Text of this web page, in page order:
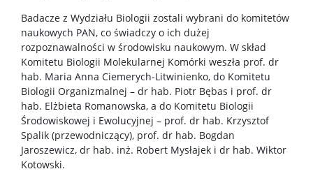
Badacze z Wydziału Biologii zostali wybrani do komitetów
naukowych PAN, co świadczy o ich dużej
rozpoznawalności w środowisku naukowym. W skład
Komitetu Biologii Molekularnej Komórki weszła prof. dr
hab. Maria Anna Ciemerych-Litwinienko, do Komitetu
Biologii Organizmalnej – dr hab. Piotr Bębas i prof. dr
hab. Elżbieta Romanowska, a do Komitetu Biologii
Środowiskowej i Ewolucyjnej – prof. dr hab. Krzysztof
Spalik (przewodniczący), prof. dr hab. Bogdan
Jaroszewicz, dr hab. inż. Robert Mysłajek i dr hab. Wiktor
Kotowski.